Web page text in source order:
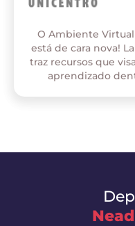
O Ambiente
está de cara nova!
traz recursos que
aprendizado